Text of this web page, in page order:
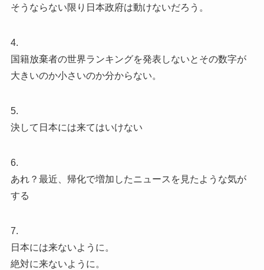
そうならない限り日本政府は動けないだろう。
4.
国籍放棄者の世界ランキングを発表しないとその数字が
大きいのか小さいのか分からない。
5.
決して日本には来てはいけない
6.
あれ？最近、帰化で増加したニュースを見たような気が
する
7.
日本には来ないように。
絶対に来ないように。